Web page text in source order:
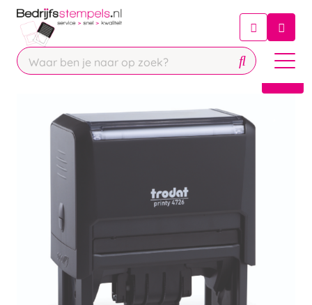
Chatbot
Chat 24/7 met onze chatbot voor
Contact